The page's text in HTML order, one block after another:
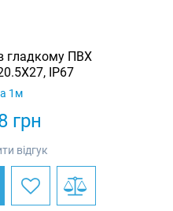
гладкому ПВХ
IP67
грн
1м
відгук